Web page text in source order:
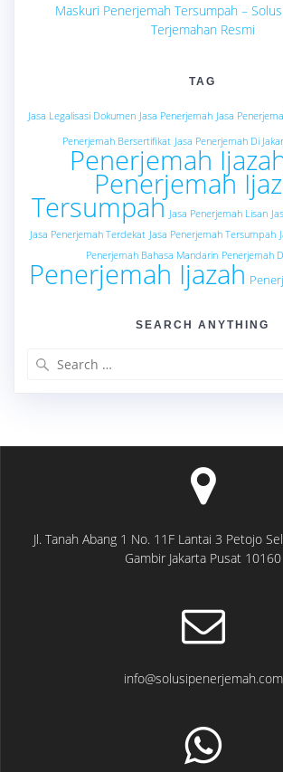
Maskuri Penerjemah Tersumpah –
Terjemahan Resmi
TAG
Jasa Legalisasi Dokumen Jasa Penerjemah Jasa
Penerjemah Bersertifikat Jasa Penerjemah Di
Penerjemah
Penerjemah
Tersumpah Jasa Penerjemah Lisan
Jasa Penerjemah Terdekat Jasa Penerjemah Tersumpah
Penerjemah Bahasa Mandarin Penerjemah
Penerjemah Ijazah
SEARCH ANYTHING
Jl. Tanah Abang 1 No. 11F Lantai 3 Petojo
Gambir Jakarta Pusat 10160
info@solusipenerjemah.com